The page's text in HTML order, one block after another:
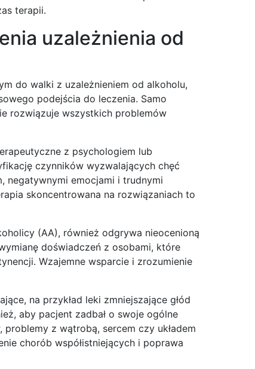
terapii.
uzależnienia od
do walki z uzależnieniem od alkoholu,
podejścia do leczenia. Samo
rozwiązuje wszystkich problemów
z psychologiem lub
czynników wyzwalających chęć
negatywnymi emocjami i trudnymi
skoncentrowana na rozwiązaniach to
(AA), również odgrywa nieocenioną
doświadczeń z osobami, które
Wzajemne wsparcie i zrozumienie
na przykład leki zmniejszające głód
aby pacjent zadbał o swoje ogólne
z wątrobą, sercem czy układem
chorób współistniejących i poprawa